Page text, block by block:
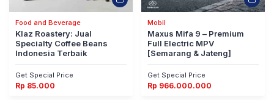
Food and Beverage
Klaz Roastery: Jual
Specialty Coffee Beans
Indonesia Terbaik
Get Special Price
Rp 85.000
Mobil
Maxus Mifa 9 – Premium
Full Electric MPV
[Semarang & Jateng]
Get Special Price
Rp 966.000.000